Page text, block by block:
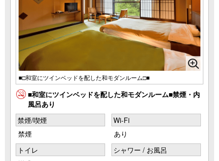
■□和室にツインベッドを配した和モダンルーム□■
■和室にツインベッドを配した和モダンルーム■禁煙・内
風呂あり
禁煙/喫煙
禁煙
Wi-Fi
あり
トイレ
シャワー / お風呂